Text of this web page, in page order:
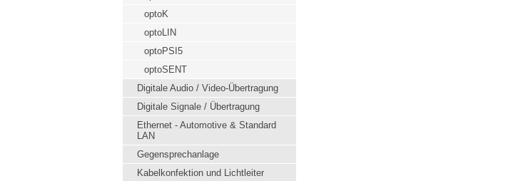
optoK
optoLIN
optoPSI5
optoSENT
Digitale Audio / Video-Übertragung
Digitale Signale / Übertragung
Ethernet - Automotive & Standard
LAN
Gegensprechanlage
Kabelkonfektion und Lichtleiter